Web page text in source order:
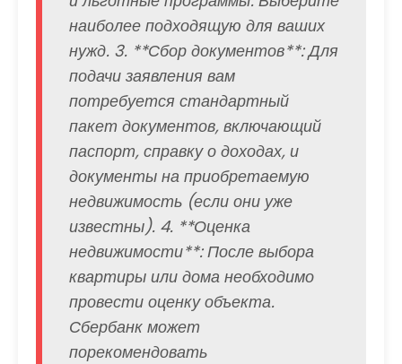
наиболее подходящую для ваших
нужд. 3. **Сбор документов**: Для
подачи заявления вам
потребуется стандартный
пакет документов, включающий
паспорт, справку о доходах, и
документы на приобретаемую
недвижимость (если они уже
известны). 4. **Оценка
недвижимости**: После выбора
квартиры или дома необходимо
провести оценку объекта.
Сбербанк может
порекомендовать